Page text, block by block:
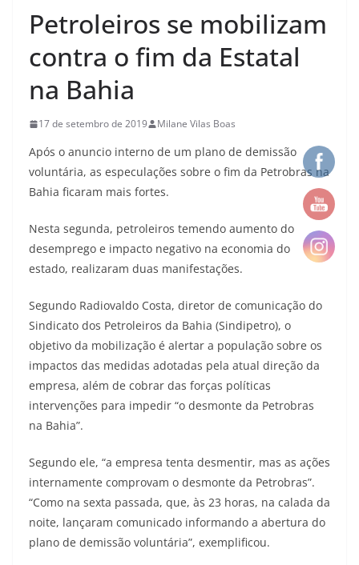
Petroleiros se mobilizam
contra o fim da Estatal
na Bahia
17 de setembro de 2019 Milane Vilas Boas
Após o anuncio interno de um plano de demissão
voluntária, as especulações sobre o fim da Petrobras na
Bahia ficaram mais fortes.
Nesta segunda, petroleiros temendo aumento do
desemprego e impacto negativo na economia do
estado, realizaram duas manifestações.
Segundo Radiovaldo Costa, diretor de comunicação do
Sindicato dos Petroleiros da Bahia (Sindipetro), o
objetivo da mobilização é alertar a população sobre os
impactos das medidas adotadas pela atual direção da
empresa, além de cobrar das forças políticas
intervenções para impedir “o desmonte da Petrobras
na Bahia”.
Segundo ele, “a empresa tenta desmentir, mas as ações
internamente comprovam o desmonte da Petrobras”.
“Como na sexta passada, que, às 23 horas, na calada da
noite, lançaram comunicado informando a abertura do
plano de demissão voluntária”, exemplificou.